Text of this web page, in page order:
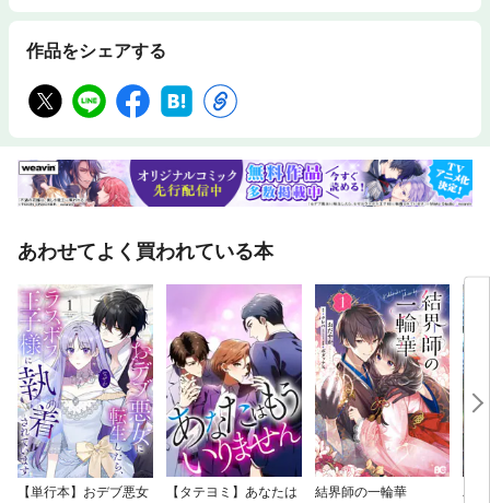
作品をシェアする
あわせてよく買われている本
【単行本】おデブ悪女
【タテヨミ】あなたは
結界師の一輪華
バ